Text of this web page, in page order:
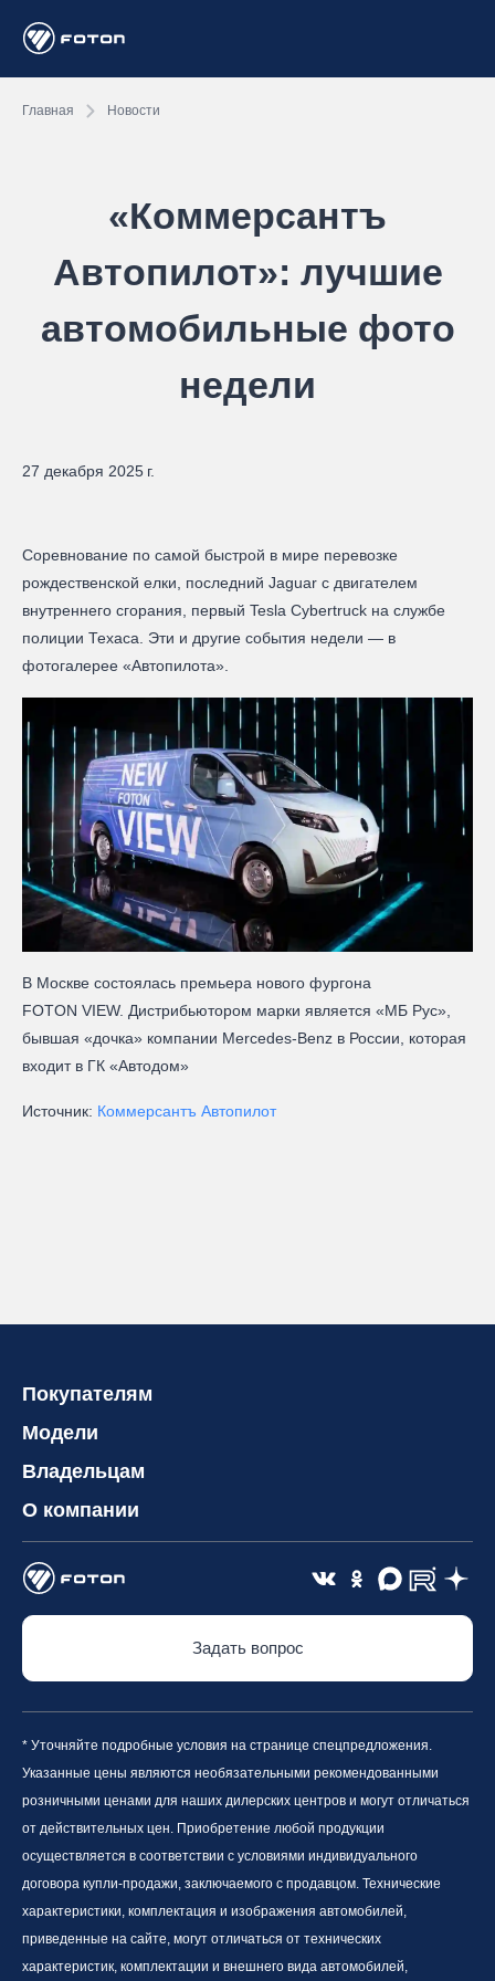
Главная Новости
«Коммерсантъ
Автопилот»: лучшие
автомобильные фото
недели
27 декабря 2025 г.
Соревнование по самой быстрой в мире перевозке
рождественской елки, последний Jaguar с двигателем
внутреннего сгорания, первый Tesla Cybertruck на службе
полиции Техаса. Эти и другие события недели — в
фотогалерее «Автопилота».
В Москве состоялась премьера нового фургона
FOTON VIEW. Дистрибьютором марки является «МБ Рус»,
бывшая «дочка» компании Mercedes-Benz в России, которая
входит в ГК «Автодом»
Источник: Коммерсантъ Автопилот
Покупателям
Модели
Владельцам
О компании
Задать вопрос
* Уточняйте подробные условия на странице спецпредложения.
Указанные цены являются необязательными рекомендованными
розничными ценами для наших дилерских центров и могут отличаться
от действительных цен. Приобретение любой продукции
осуществляется в соответствии с условиями индивидуального
договора купли-продажи, заключаемого с продавцом. Технические
характеристики, комплектация и изображения автомобилей,
приведенные на сайте, могут отличаться от технических
характеристик, комплектации и внешнего вида автомобилей,